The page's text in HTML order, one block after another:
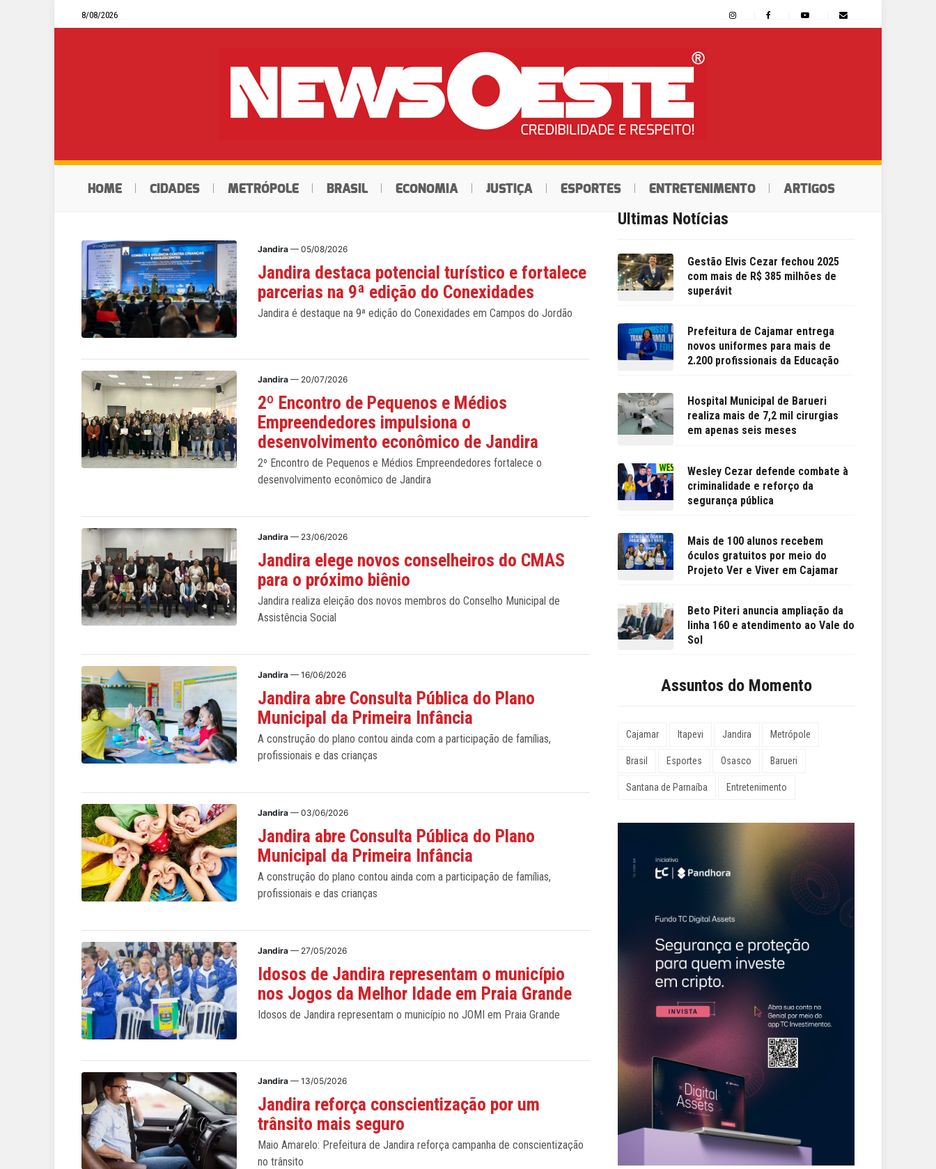
8/08/2026
HOME CIDADES METRÓPOLE BRASIL ECONOMIA JUSTIÇA ESPORTES ENTRETENIMENTO ARTIGOS
Jandira — 05/08/2026
Jandira destaca potencial turístico e fortalece
parcerias na 9ª edição do Conexidades
Jandira é destaque na 9ª edição do Conexidades em Campos do Jordão
Jandira — 20/07/2026
2º Encontro de Pequenos e Médios
Empreendedores impulsiona o
desenvolvimento econômico de Jandira
2º Encontro de Pequenos e Médios Empreendedores fortalece o
desenvolvimento econômico de Jandira
Jandira — 23/06/2026
Jandira elege novos conselheiros do CMAS
para o próximo biênio
Jandira realiza eleição dos novos membros do Conselho Municipal de
Assistência Social
Jandira — 16/06/2026
Jandira abre Consulta Pública do Plano
Municipal da Primeira Infância
A construção do plano contou ainda com a participação de famílias,
profissionais e das crianças
Jandira — 03/06/2026
Jandira abre Consulta Pública do Plano
Municipal da Primeira Infância
A construção do plano contou ainda com a participação de famílias,
profissionais e das crianças
Jandira — 27/05/2026
Idosos de Jandira representam o município
nos Jogos da Melhor Idade em Praia Grande
Idosos de Jandira representam o município no JOMI em Praia Grande
Jandira — 13/05/2026
Jandira reforça conscientização por um
trânsito mais seguro
Maio Amarelo: Prefeitura de Jandira reforça campanha de conscientização
no trânsito
Últimas Notícias
Gestão Elvis Cezar fechou 2025
com mais de R$ 385 milhões de
superávit
Prefeitura de Cajamar entrega
novos uniformes para mais de
2.200 profissionais da Educação
Hospital Municipal de Barueri
realiza mais de 7,2 mil cirurgias
em apenas seis meses
Wesley Cezar defende combate à
criminalidade e reforço da
segurança pública
Mais de 100 alunos recebem
óculos gratuitos por meio do
Projeto Ver e Viver em Cajamar
Beto Piteri anuncia ampliação da
linha 160 e atendimento ao Vale do
Sol
Assuntos do Momento
Cajamar Itapevi Jandira Metrópole
Brasil Esportes Osasco Barueri
Santana de Parnaíba Entretenimento